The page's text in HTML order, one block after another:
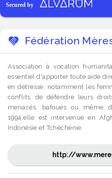
Fédération
Association à vocation
essentiel d'apporter toute aide
en détresse, notamment les
conflits, de défendre leurs
menacés, bafoués ou même
1994,elle est intervenue en
Indonésie et Tchéchénie.
http://